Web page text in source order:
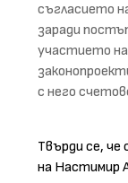
съгласието
заради
участието на
с него
Твърди се,
на Настимир